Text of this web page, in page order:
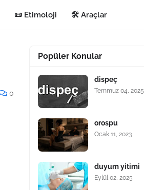
📜 Etimoloji 🛠️ Araçlar
0
Popüler Konular
dispeç
Temmuz 04, 2025
orospu
Ocak 11, 2023
duyum yitimi
Eylül 02, 2025